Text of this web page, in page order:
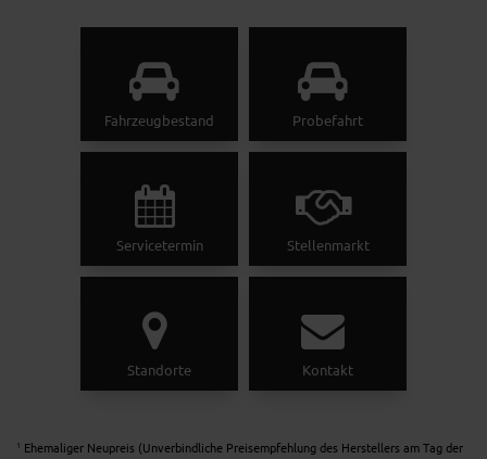
Fahrzeugbestand Probefahrt
Servicetermin Stellenmarkt
Standorte Kontakt
1
Ehemaliger Neupreis (Unverbindliche Preisempfehlung des Herstellers am Tag der